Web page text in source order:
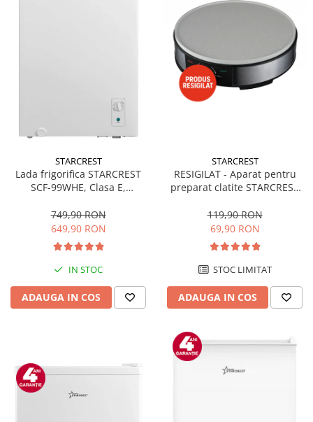
STARCREST
Lada frigorifica STARCREST
SCF-99WHE, Clasa E,
convertibil - functie frigider,
Termostat reglabil, Alb
749,90 RON
649,90 RON
IN STOC
ADAUGA IN COS
STARCREST
RESIGILAT - Aparat pentru
preparat clatite STARCREST
invelis ceramic antiaderent,
30 cm, Inox / Negru
119,90 RON
69,90 RON
STOC LIMITAT
ADAUGA IN COS